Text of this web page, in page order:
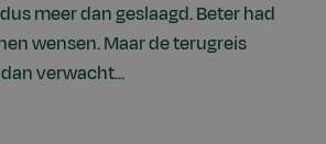
meer dan geslaagd. Beter had
wensen. Maar de terugreis
verwacht...